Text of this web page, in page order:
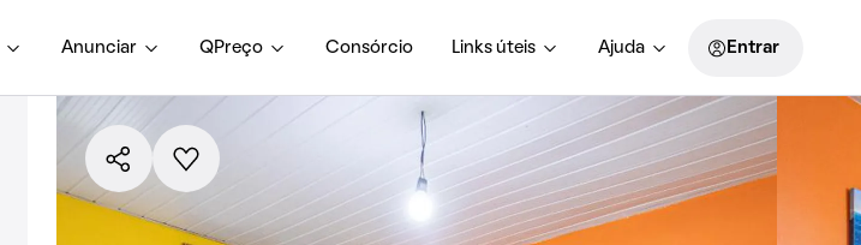
Anunciar QPreço Consórcio Links úteis Ajuda Entrar